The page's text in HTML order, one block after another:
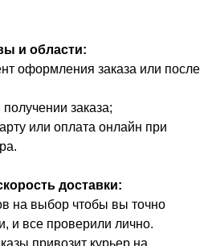
и области:
оформления заказа или после
заказа;
или оплата онлайн при
доставки:
на выбор чтобы вы точно
и все проверили лично.